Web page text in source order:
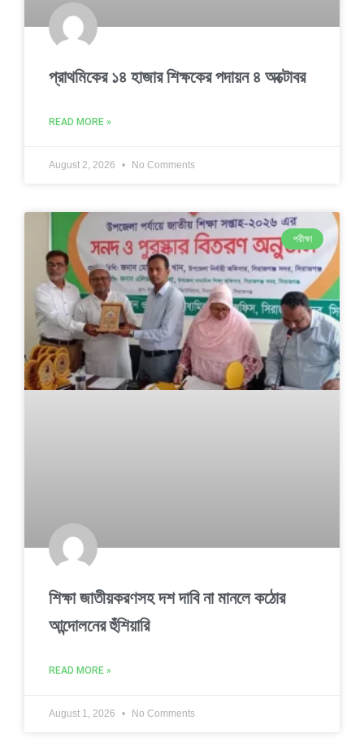
প্রাথমিকের ১৪ হাজার শিক্ষকের পদায়ন ৪ অক্টোবর
READ MORE »
August 2, 2026 No Comments
পরীক্ষা
শিক্ষা জাতীয়করণসহ দশ দাবি না মানলে কঠোর
আন্দোলনের হুঁশিয়ারি
READ MORE »
August 1, 2026 No Comments